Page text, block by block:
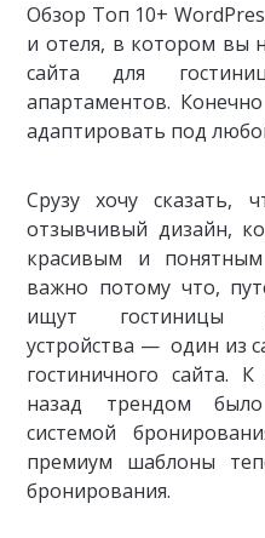
Обзор Топ 10+
и отеля, в котором вы
сайта для
апартаментов.
адаптировать под
Cрузу хочу
отзывчивый дизайн,
красивым и
важно потому что,
ищут гостиницы
устройства — один из
гостиничного сайта.
назад трендом
системой
премиум шаблоны
бронирования.